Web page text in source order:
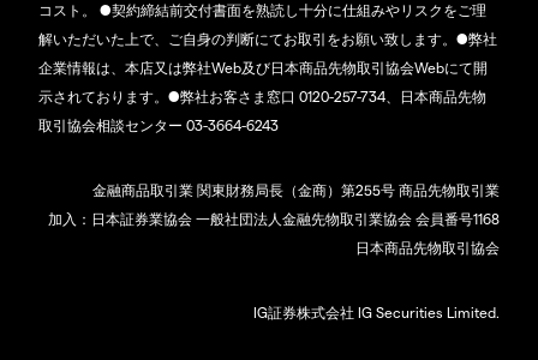
コスト。 ●契約締結前交付書面を熟読し十分に仕組みやリスクをご理
解いただいた上で、ご自身の判断にてお取引をお願い致します。●弊社
企業情報は、本店又は弊社Web及び日本商品先物取引協会Webにて開
示されております。●弊社お客さま窓口 0120-257-734、日本商品先物
取引協会相談センター 03-3664-6243
金融商品取引業 関東財務局長（金商）第255号 商品先物取引業
加入：日本証券業協会 一般社団法人金融先物取引業協会 会員番号1168
日本商品先物取引協会
IG証券株式会社 IG Securities Limited.